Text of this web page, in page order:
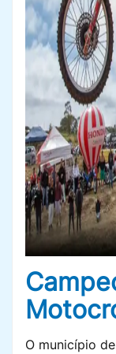
O município